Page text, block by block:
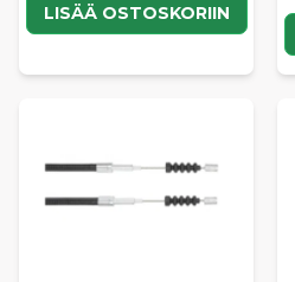
LISÄÄ OSTOSKORIIN